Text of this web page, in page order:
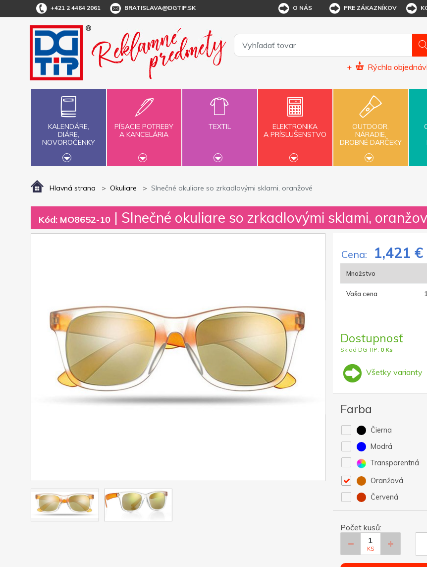
+421 2 4464 2061 BRATISLAVA@DGTIP.SK O NÁS PRE ZÁKAZNÍKOV
+ Rýchla
KALENDÁRE,
DIÁRE,
NOVOROČENKY
PÍSACIE POTREBY
A KANCELÁRIA
TEXTIL
ELEKTRONIKA
A PRÍSLUŠENSTVO
OUTDOOR,
NÁRADIE,
DROBNÉ DARČEKY
Hlavná strana Okuliare Slnečné okuliare so zrkadlovými sklami, oranžové
Kód: MO8652-10 | Slnečné okuliare so zrkadlovými sklami,
Cena: 1,421 €
Množstvo
Vaša cena
Dostupnosť
Sklad DG TIP: 0 Ks
Všetky varianty
Farba
Čierna
Modrá
Transparentná
Oranžová
Červená
Počet kusů:
KS